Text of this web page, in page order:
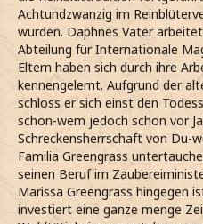
Achtundzwanzig im
wurden. Daphnes Vater
Abteilung für Internationale
Eltern haben sich durch ihre
kennengelernt. Aufgrund der
schloss er sich einst den
schon-wem jedoch schon vor
Schreckensherrschaft von Du-
Familia Greengrass
seinen Beruf im
Marissa Greengrass hingegen
investiert eine ganze menge